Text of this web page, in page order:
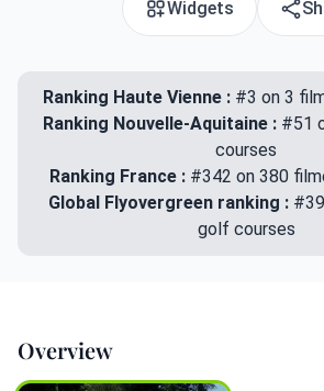
Widgets
Ranking Haute Vienne : #3 on 3
Ranking Nouvelle-Aquitaine : #51
courses
Ranking France : #342 on 380
Global Flyovergreen ranking :
golf courses
Overview